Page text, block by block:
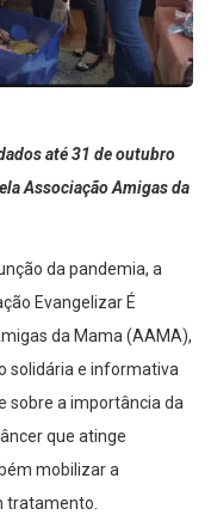
até31 de outubro
Associação Amigas da
da pandemia, a
Evangelizar É
da Mama (AAMA),
solidária e informativa
sobre a importância da
que atinge
mobilizar a
tratamento.